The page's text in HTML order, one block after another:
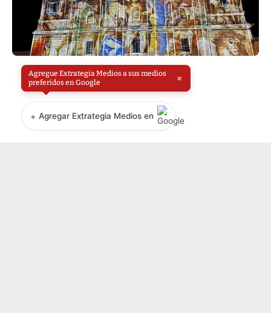
Agregue Extrategia Medios a sus medios
preferidos en Google
×
+ Agregar Extrategia Medios en